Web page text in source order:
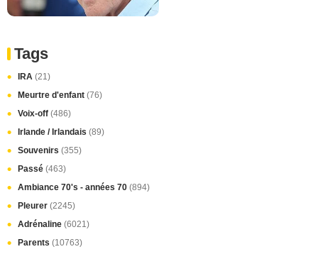
Tags
IRA (21)
Meurtre d'enfant (76)
Voix-off (486)
Irlande / Irlandais (89)
Souvenirs (355)
Passé (463)
Ambiance 70's - années 70 (894)
Pleurer (2245)
Adrénaline (6021)
Parents (10763)